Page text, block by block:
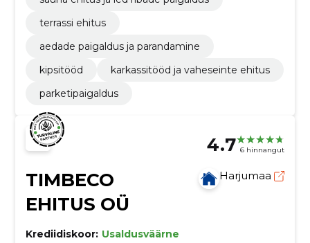
terrassi ehitus
aedade paigaldus ja parandamine
kipsitööd
karkassitööd ja vaheseinte ehitus
parketipaigaldus
4.7 6 hinnangut
TIMBECO
EHITUS OÜ
Harjumaa
Krediidiskoor: Usaldusväärne